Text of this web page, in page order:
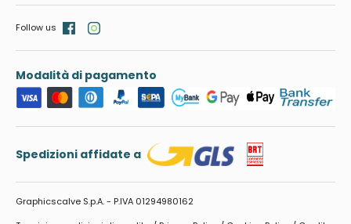
Modalità di pagamento
Spedizioni affidate a
Graphicscalve S.p.A. - P.IVA 01294980162
Follow us